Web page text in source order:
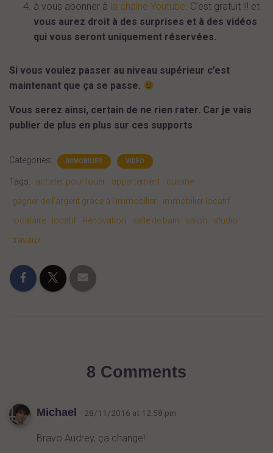
à vous abonner à la chaîne Youtube. C’est gratuit !!! et
vous aurez droit à des surprises et à des vidéos
qui vous seront uniquement réservées.
Si vous voulez passer au niveau supérieur c’est
maintenant que ça se passe.
Vous serez ainsi, certain de ne rien rater. Car je vais
publier de plus en plus sur ces supports
Categories: IMMOBILIER VIDEO
Tags: acheter pour louer appartement
cuisine
gagner de l'argent grace à l'immobilier
immobilier locatif
locataire
locatif Rénovation salle de bain salon
studio
travaux
8 Comments
Michael · 28/11/2016 at 12:58 pm
Bravo Audrey, ça change!